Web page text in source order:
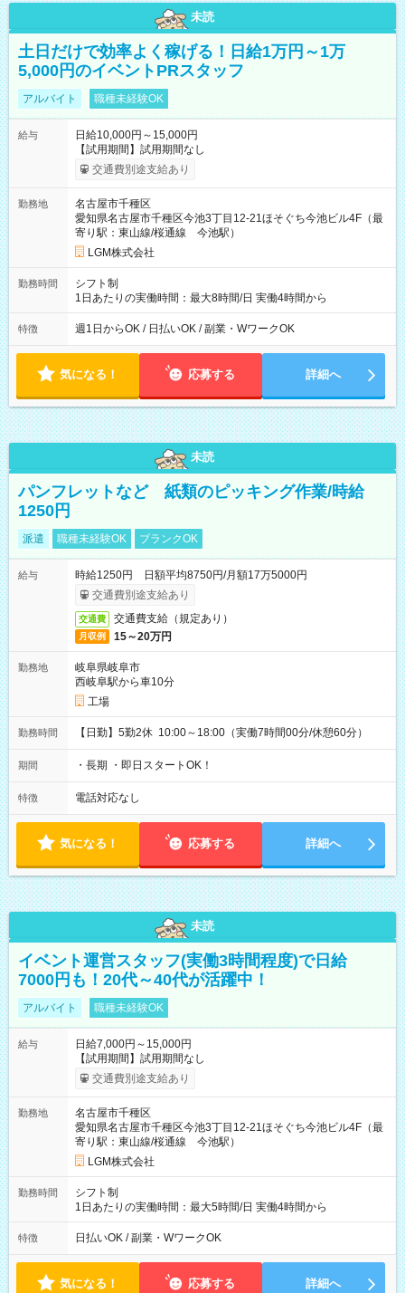
未読
土日だけで効率よく稼げる！日給1万円～1万
5,000円のイベントPRスタッフ
アルバイト 職種未経験OK
給与
日給10,000円～15,000円
【試用期間】試用期間なし
交通費別途支給あり
勤務地
名古屋市千種区
愛知県名古屋市千種区今池3丁目12-21ほそぐち今池ビル4F（最
寄り駅：東山線/桜通線 今池駅）
LGM株式会社
勤務時間
シフト制
1日あたりの実働時間：最大8時間/日 実働4時間から
特徴 週1日からOK / 日払いOK / 副業・WワークOK
気になる！ 応募する 詳細へ
未読
パンフレットなど 紙類のピッキング作業/時給
1250円
派遣 職種未経験OK ブランクOK
給与
時給1250円 日額平均8750円/月額17万5000円
交通費別途支給あり
交通費 交通費支給（規定あり）
月収例 15～20万円
勤務地
岐阜県岐阜市
西岐阜駅から車10分
工場
勤務時間 【日勤】5勤2休 10:00～18:00（実働7時間00分/休憩60分）
期間 ・長期 ・即日スタートOK！
特徴 電話対応なし
気になる！ 応募する 詳細へ
未読
イベント運営スタッフ(実働3時間程度)で日給
7000円も！20代～40代が活躍中！
アルバイト 職種未経験OK
給与
日給7,000円～15,000円
【試用期間】試用期間なし
交通費別途支給あり
勤務地
名古屋市千種区
愛知県名古屋市千種区今池3丁目12-21ほそぐち今池ビル4F（最
寄り駅：東山線/桜通線 今池駅）
LGM株式会社
勤務時間
シフト制
1日あたりの実働時間：最大5時間/日 実働4時間から
特徴 日払いOK / 副業・WワークOK
気になる！ 応募する 詳細へ